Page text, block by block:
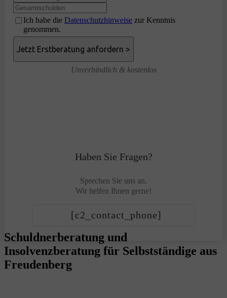
Ich habe die Datenschutzhinweise zur Kenntnis
genommen.
Unverbindlich & kostenlos
Haben Sie Fragen?
Sprechen Sie uns an.
Wir helfen Ihnen gerne!
[c2_contact_phone]
Schuldnerberatung und
Insolvenzberatung für Selbstständige aus
Freudenberg